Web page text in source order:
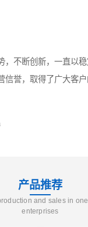
，不断创新，一直以
信誉，取得了广大客户
产品推荐
and sales in
enterprises